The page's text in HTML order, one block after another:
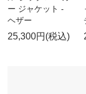
ー ジャケット -
ヘザー
25,300円(税込)